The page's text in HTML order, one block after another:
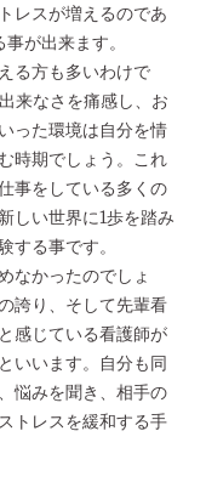
レスが増えるのであ
が出来ます。
る方も多いわけで
来なさを痛感し、お
った環境は自分を情
時期でしょう。これ
事をしている多くの
しい世界に1歩を踏み
する事です。
なかったのでしょ
誇り、そして先輩看
感じている看護師が
いいます。自分も同
悩みを聞き、相手の
トレスを緩和する手